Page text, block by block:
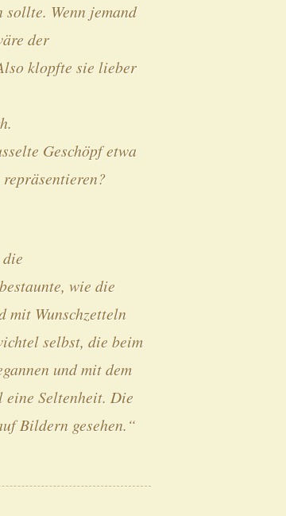
sollte. Wenn jemand
der
klopfte sie lieber
Geschöpf etwa
repräsentieren?
wie die
mit Wunschzetteln
selbst, die beim
und mit dem
eine Seltenheit. Die
Bildern gesehen.“